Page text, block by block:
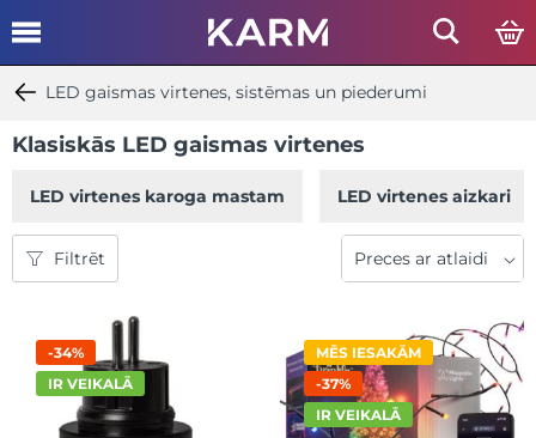
LED gaismas virtenes, sistēmas un piederumi
Klasiskās LED gaismas virtenes
LED virtenes karoga mastam LED virtenes aizkari
Filtrēt
-34%
IR VEIKALĀ
MĒS IESAKĀM
-37%
IR VEIKALĀ